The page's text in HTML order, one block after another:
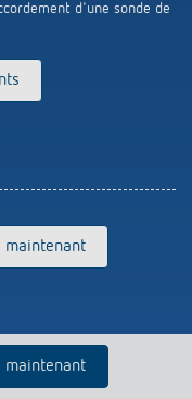
de Theben
d'une sonde de
maintenant
maintenant